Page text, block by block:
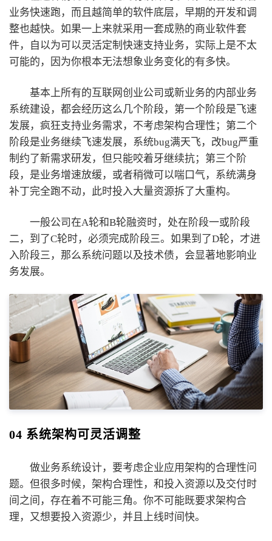
业务快速跑，而且越简单的软件底层，早期的开发和调
整也越快。如果一上来就采用一套成熟的商业软件套
件，自以为可以灵活定制快速支持业务，实际上是不太
可能的，因为你根本无法想象业务变化的有多快。
基本上所有的互联网创业公司或新业务的内部业务
系统建设，都会经历这么几个阶段，第一个阶段是飞速
发展，疯狂支持业务需求，不考虑架构合理性；第二个
阶段是业务继续飞速发展，系统bug满天飞，改bug严重
制约了新需求研发，但只能咬着牙继续抗；第三个阶
段，是业务增速放缓，或者稍微可以喘口气，系统满身
补丁完全跑不动，此时投入大量资源拆了大重构。
一般公司在A轮和B轮融资时，处在阶段一或阶段
二，到了C轮时，必须完成阶段三。如果到了D轮，才进
入阶段三，那么系统问题以及技术债，会显著地影响业
务发展。
04 系统架构可灵活调整
做业务系统设计，要考虑企业应用架构的合理性问
题。但很多时候，架构合理性，和投入资源以及交付时
间之间，存在着不可能三角。你不可能既要求架构合
理，又想要投入资源少，并且上线时间快。